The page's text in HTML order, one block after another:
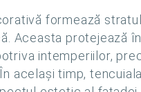
formează
Aceasta protejează
intemperiilor,
același timp,